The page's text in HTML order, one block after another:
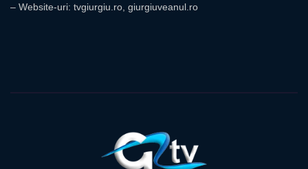
– Website-uri: tvgiurgiu.ro, giurgiuveanul.ro